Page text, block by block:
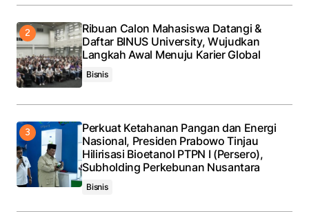
Ribuan Calon Mahasiswa Datangi &
Daftar BINUS University, Wujudkan
Langkah Awal Menuju Karier Global
Bisnis
Perkuat Ketahanan Pangan dan Energi
Nasional, Presiden Prabowo Tinjau
Hilirisasi Bioetanol PTPN I (Persero),
Subholding Perkebunan Nusantara
Bisnis